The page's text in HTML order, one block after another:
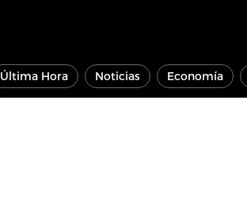
Última Hora Noticias Economía